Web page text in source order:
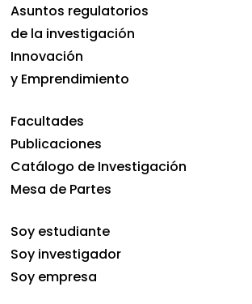
Asuntos regulatorios
de la investigación
Innovación
y Emprendimiento
Facultades
Publicaciones
Catálogo de Investigación
Mesa de Partes
Soy estudiante
Soy investigador
Soy empresa